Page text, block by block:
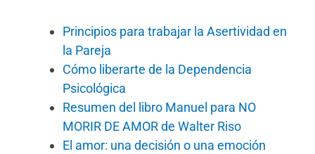
Principios para trabajar la Asertividad en
la Pareja
Cómo liberarte de la Dependencia
Psicológica
Resumen del libro Manuel para NO
MORIR DE AMOR de Walter Riso
El amor: una decisión o una emoción